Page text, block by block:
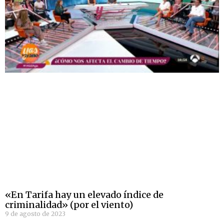
«En Tarifa hay un elevado índice de
criminalidad» (por el viento)
9 de agosto de 2023